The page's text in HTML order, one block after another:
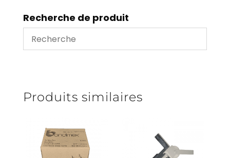
Plistar
-
C30EN131
Recherche de produit
Produits similaires